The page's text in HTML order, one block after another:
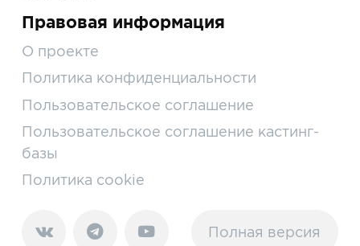
Правовая информация
О проекте
Политика конфиденциальности
Пользовательское соглашение
Пользовательское соглашение кастинг-
базы
Политика cookie
Полная версия